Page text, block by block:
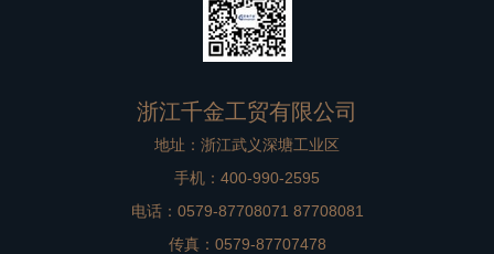
浙江千金工贸有限公司
地址：浙江武义深塘工业区
手机：400-990-2595
电话：0579-87708071 87708081
传真：0579-87707478